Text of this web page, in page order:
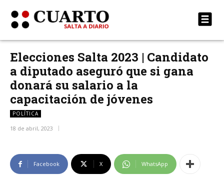
Elecciones Salta 2023 | Candidato
a diputado aseguró que si gana
donará su salario a la
capacitación de jóvenes
POLÍTICA
18 de abril, 2023
Facebook X WhatsApp